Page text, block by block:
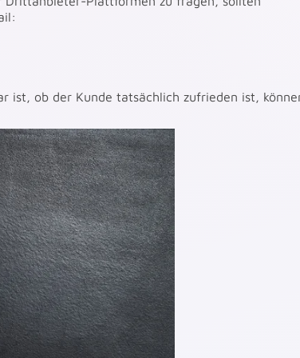
ist, ob der Kunde tatsächlich zufrieden ist,